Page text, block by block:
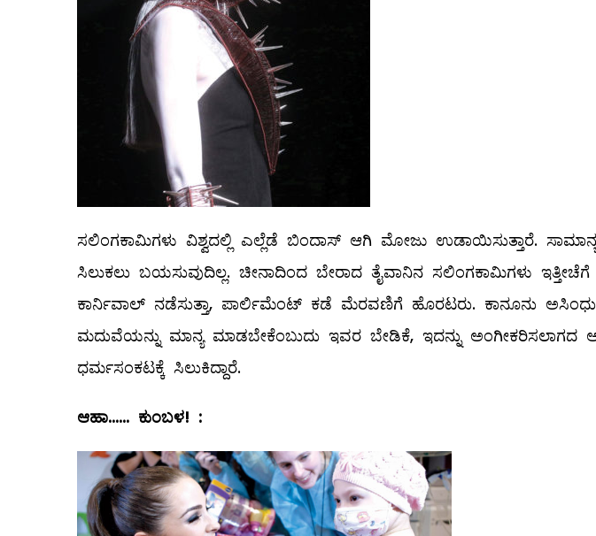
ಸಲಿಂಗಕಾಮಿಗಳು ವಿಶ್ವದಲ್ಲಿ ಎಲ್ಲೆಡೆ ಬಿಂದಾಸ್‌ ಆಗಿ ಮೋಜು ಉಡಾಯಿಸುತ್ತಾರೆ.
ಸಿಲುಕಲು ಬಯಸುವುದಿಲ್ಲ. ಚೀನಾದಿಂದ ಬೇರಾದ ತೈವಾನಿನ ಸಲಿಂಗಕಾಮಿಗಳು
ಕಾರ್ನಿವಾಲ್ ‌ನಡೆಸುತ್ತಾ, ಪಾರ್ಲಿಮೆಂಟ್‌ ಕಡೆ ಮೆರವಣಿಗೆ ಹೊರಟರು. ಕಾನೂನು
ಮದುವೆಯನ್ನು ಮಾನ್ಯ ಮಾಡಬೇಕೆಂಬುದು ಇವರ ಬೇಡಿಕೆ, ಇದನ್ನು ಅಂಗೀಕರಿಸಲಾಗದ
ಧರ್ಮಸಂಕಟಕ್ಕೆ ಸಿಲುಕಿದ್ದಾರೆ.
ಆಹಾ...... ಕುಂಬಳ! :